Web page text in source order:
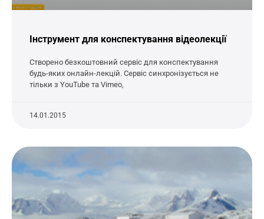
Інструмент для конспектування відеолекції
Створено безкоштовний сервіс для конспектування
будь-яких онлайн-лекцій. Сервіс синхронізується не
тільки з YouTube та Vimeo,
14.01.2015